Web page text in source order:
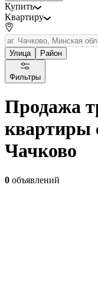
Купить
Квартиру
Улица Район
Фильтры
Продажа
квартиры
Чачково
0 объявлений